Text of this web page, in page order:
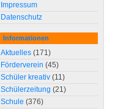
Impressum
Datenschutz
Informationen
Aktuelles (171)
Förderverein (45)
Schüler kreativ (11)
Schülerzeitung (21)
Schule (376)